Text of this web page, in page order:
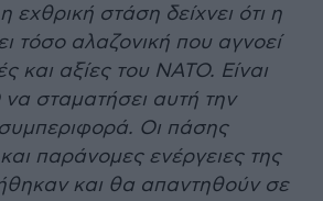
στάση δείχνει ότι η
τόσο αλαζονική που αγνοεί
και αξίες του ΝΑΤΟ. Είναι
σταματήσει αυτή την
Οι πάσης
παράνομες ενέργειες της
και θα απαντηθούν σε